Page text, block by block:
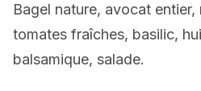
Bagel nature, avocat
tomates fraîches, basilic,
balsamique, salade.